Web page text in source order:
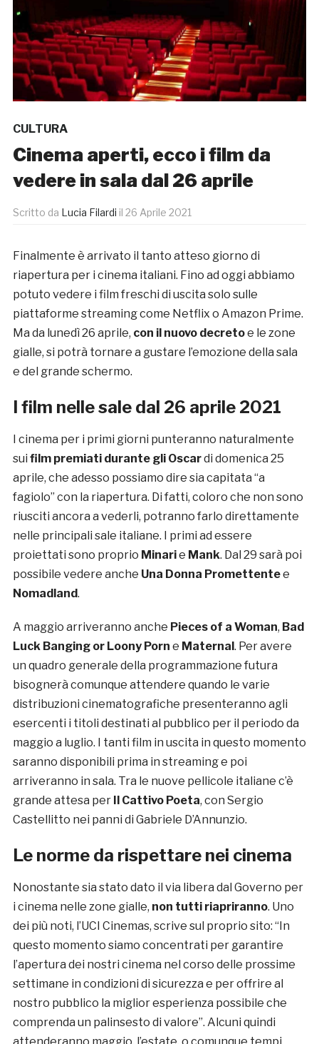
CULTURA
Cinema aperti, ecco i film da
vedere in sala dal 26 aprile
Scritto da Lucia Filardi il 26 Aprile 2021
Finalmente è arrivato il tanto atteso giorno di
riapertura per i cinema italiani. Fino ad oggi abbiamo
potuto vedere i film freschi di uscita solo sulle
piattaforme streaming come Netflix o Amazon Prime.
Ma da lunedì 26 aprile, con il nuovo decretoe le zone
gialle, si potrà tornare a gustare l’emozione della sala
e del grande schermo.
I film nelle sale dal 26 aprile 2021
I cinema per i primi giorni punteranno naturalmente
sui film premiati durante gli Oscardi domenica 25
aprile, che adesso possiamo dire sia capitata “a
fagiolo” con la riapertura. Di fatti, coloro che non sono
riusciti ancora a vederli, potranno farlo direttamente
nelle principali sale italiane. I primi ad essere
proiettati sono proprio Minarie Mank. Dal 29 sarà poi
possibile vedere anche Una Donna Promettentee
Nomadland.
A maggio arriveranno anche Pieces of a Woman, Bad
Luck Banging or Loony Porn e Maternal . Per avere
un quadro generale della programmazione futura
bisognerà comunque attendere quando le varie
distribuzioni cinematografiche presenteranno agli
esercenti i titoli destinati al pubblico per il periodo da
maggio a luglio. I tanti film in uscita in questo momento
saranno disponibili prima in streaming e poi
arriveranno in sala. Tra le nuove pellicole italiane c’è
grande attesa per
Il Cattivo Poeta, con Sergio
Castellitto nei panni di Gabriele D’Annunzio.
Le norme da rispettare nei cinema
Nonostante sia stato dato il via libera dal Governo per
i cinema nelle zone gialle, non tutti riapriranno. Uno
dei più noti, l’UCI Cinemas, scrive sul proprio sito: “In
questo momento siamo concentrati per garantire
l’apertura dei nostri cinema nel corso delle prossime
settimane in condizioni di sicurezza e per offrire al
nostro pubblico la miglior esperienza possibile che
comprenda un palinsesto di valore”. Alcuni quindi